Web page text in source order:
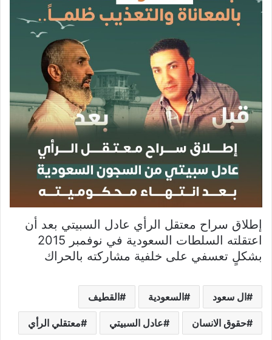
إطلاق سراح معتقل الرأي عادل السبيتي بعد أن
اعتقلته السلطات السعودية في نوفمبر 2015
بشكلٍ تعسفي على خلفية مشاركته بالحراك
ال سعود السعودية القطيف
حقوق الانسان عادل السبيتي معتقلي الرأي